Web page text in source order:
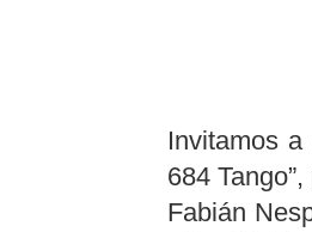
Invitamos
684
Fabián